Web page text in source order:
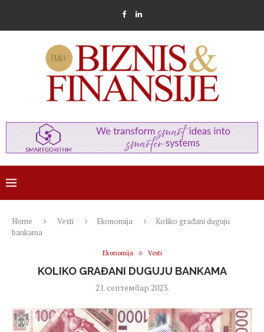
Home Vesti Ekonomija
Koliko građani duguju
bankama
Ekonomija Vesti
KOLIKO GRAĐANI DUGUJU BANKAMA
21. септембар 2023.